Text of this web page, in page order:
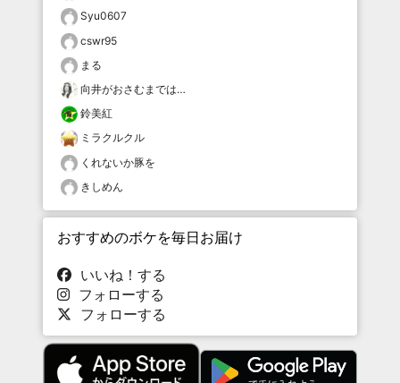
Syu0607
cswr95
まる
向井がおさむまでは…
鈴美紅
ミラクルクル
くれないか豚を
きしめん
おすすめのボケを毎日お届け
いいね！する
フォローする
フォローする